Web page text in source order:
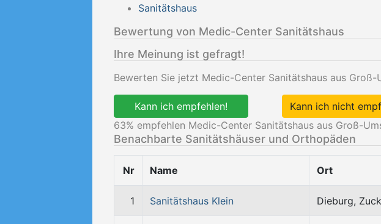
Sanitätshaus
Bewertung von Medic-Center Sanitätshaus
Ihre Meinung ist gefragt!
Bewerten Sie jetzt Medic-Center Sanitätshaus aus Groß-
Kann ich empfehlen!
Kann ich nicht
63% empfehlen Medic-Center Sanitätshaus aus Groß-
Benachbarte Sanitätshäuser und Orthopäden
Nr Name Ort
1 Sanitätshaus Klein Dieburg,